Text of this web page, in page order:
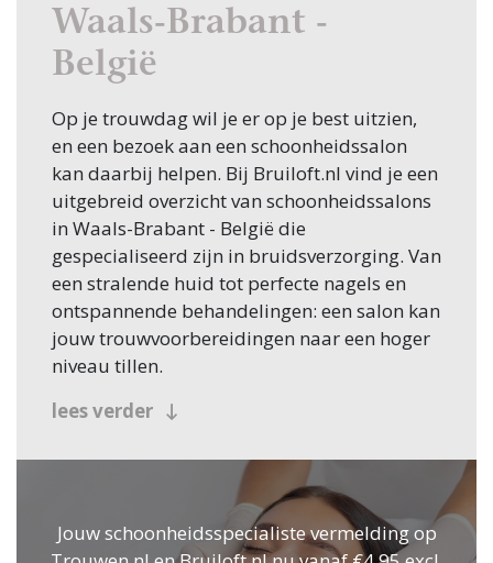
Jouw schoonheidsspecialiste vermelding op
Waals-Brabant -
België
Op je trouwdag wil je er op je best uitzien,
en een bezoek aan een schoonheidssalon
kan daarbij helpen. Bij Bruiloft.nl vind je een
uitgebreid overzicht van schoonheidssalons
in Waals-Brabant - België die
gespecialiseerd zijn in bruidsverzorging. Van
een stralende huid tot perfecte nagels en
ontspannende behandelingen: een salon kan
jouw trouwvoorbereidingen naar een hoger
niveau tillen.
Waarom kiezen voor een
Een schoonheidssalon biedt talloze
mogelijkheden om je uiterlijk en innerlijke
rust te optimaliseren. Hier zijn enkele
lees verder